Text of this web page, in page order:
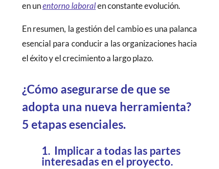
en unentorno laboralen constante evolución.
En resumen, la gestión del cambio es una palanca
esencial para conducir a las organizaciones hacia
el éxito y el crecimiento a largo plazo.
¿Cómo asegurarse de que se
adopta una nueva herramienta?
5 etapas esenciales.
1. Implicar a todas las partes
interesadas en el proyecto.